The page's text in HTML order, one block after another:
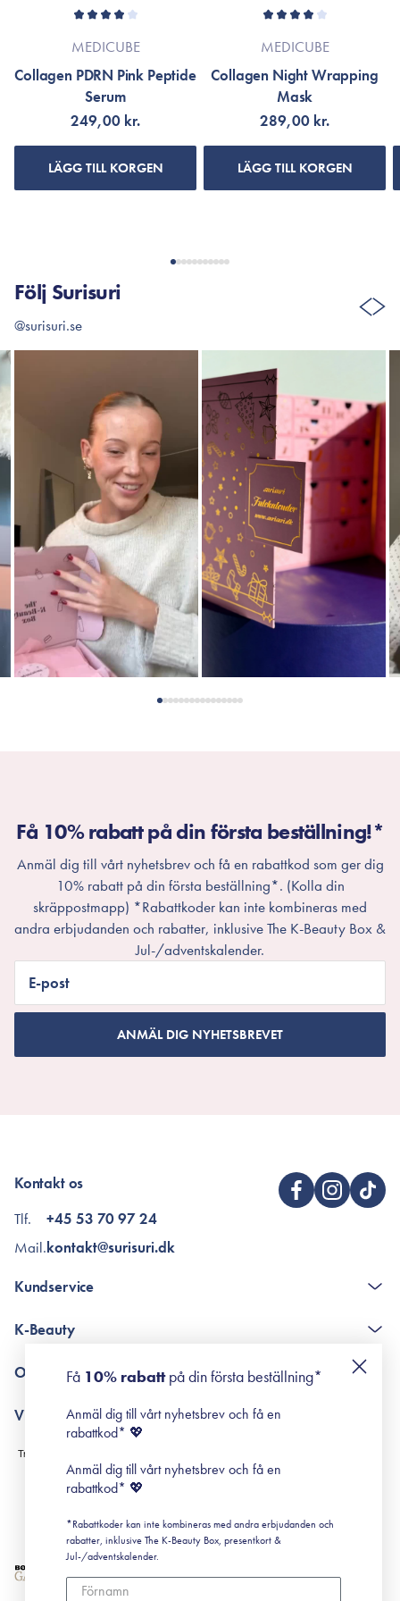
MEDICUBE
Collagen PDRN Pink Peptide
Serum
249,00 kr.
LÄGG TILL KORGEN
MEDICUBE
Collagen Night Wrapping
Mask
289,00 kr.
LÄGG TILL KORGEN
Följ Surisuri
@surisuri.se
Få 10% rabatt på din första beställning!*
Anmäl dig till vårt nyhetsbrev och få en rabattkod som ger dig
10% rabatt på din första beställning*. (Kolla din
skräppostmapp) *Rabattkoder kan inte kombineras med
andra erbjudanden och rabatter, inklusive The K-Beauty Box &
Jul-/adventskalender.
E-post
ANMÄL DIG NYHETSBREVET
Kontakt os
Tlf.
Mail.
+45 53 70 97 24
kontakt@surisuri.dk
Kundservice
Poängshop - frågor och svar
K-Beauty
Retinol för nybörjare
Om Surisuri
Black Friday
Villkor
Leverans & Retur
Köpvillkor
Prenumerationsvillkor
Cookiepolicy
Få 10% rabattpå din första beställning*
Anmäl dig till vårt nyhetsbrev och få en
rabattkod* 💖
Anmäl dig till vårt nyhetsbrev och få en
rabattkod* 💖
*Rabattkoder kan inte kombineras med andra erbjudanden och
rabatter, inklusive The K-Beauty Box, presentkort &
Jul-/adventskalender.